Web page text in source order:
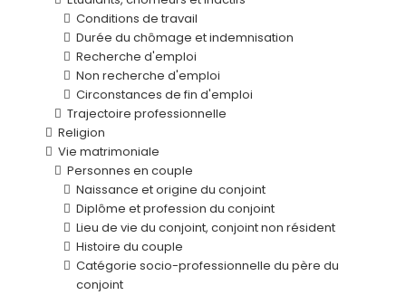
Conditions de travail
Durée du chômage et indemnisation
Recherche d'emploi
Non recherche d'emploi
Circonstances de fin d'emploi
Trajectoire professionnelle
Religion
Vie matrimoniale
Personnes en couple
Naissance et origine du conjoint
Diplôme et profession du conjoint
Lieu de vie du conjoint, conjoint non résident
Histoire du couple
Catégorie socio-professionnelle du père du
conjoint